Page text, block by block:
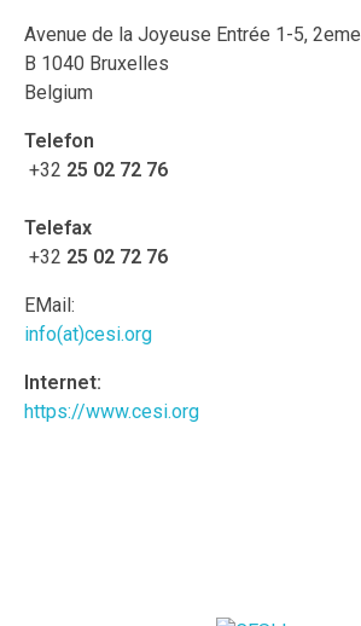
Avenue de la Joyeuse Entrée 1-5,
B 1040 Bruxelles
Belgium
Telefon
+32 25 02 72 76
Telefax
+32 25 02 72 76
EMail:
info(at)cesi.org
Internet:
https://www.cesi.org